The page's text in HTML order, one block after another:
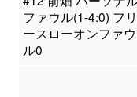
ファウル(1-4:0) フリ
ースローオンファウ
ル0